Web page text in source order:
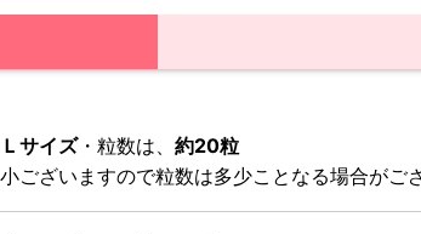
サイズ・粒数は、 約20粒
ございますので粒数は多少ことなる場合がご